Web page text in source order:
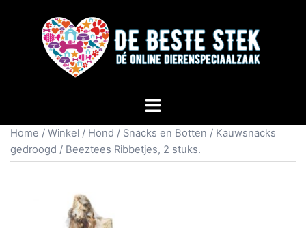
Home / Winkel / Hond / Snacks en Botten / Kauwsnacks
gedroogd / Beeztees Ribbetjes, 2 stuks.